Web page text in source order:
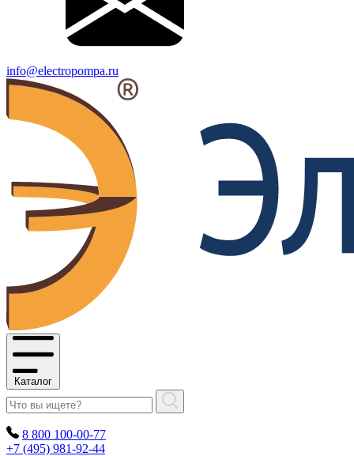
info@electropompa.ru
Каталог
8 800 100-00-77
+7 (495) 981-92-44